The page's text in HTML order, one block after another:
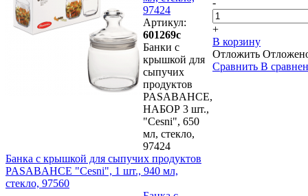
97424
Артикул:
601269с
Банки с
крышкой для
сыпучих
продуктов
PASABAHCE,
НАБОР 3 шт.,
"Cesni", 650
мл, стекло,
97424
+
В корзину
Отложить
Сравнить В
Банка с крышкой для сыпучих продуктов
PASABAHCE "Cesni", 1 шт., 940 мл,
стекло, 97560